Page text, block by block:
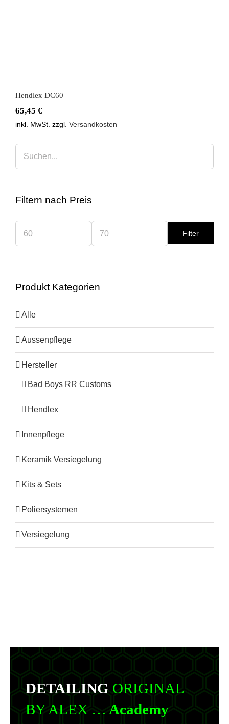
Hendlex DC60
65,45 €
inkl. MwSt. zzgl. Versandkosten
Filtern nach Preis
Preis
Preis
Filter
Produkt Kategorien
Alle
Aussenpflege
Hersteller
Bad Boys RR Customs
Hendlex
Innenpflege
Keramik Versiegelung
Kits & Sets
Poliersystemen
Versiegelung
DETAILING ORIGINAL
BY ALEX …Academy